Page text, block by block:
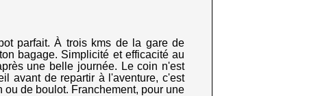
parfait. À trois kms de la gare de
bagage. Simplicité et efficacité au
une belle journée. Le coin n'est
avant de repartir à l'aventure, c'est
de boulot. Franchement, pour une